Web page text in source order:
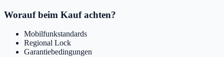
Worauf beim Kauf achten?
Mobilfunkstandards
Regional Lock
Garantiebedingungen